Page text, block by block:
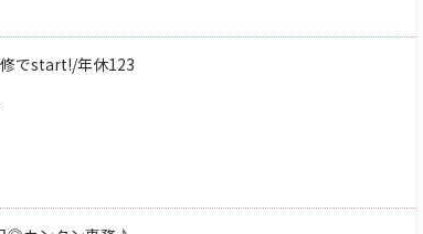
修でstart!/年休123